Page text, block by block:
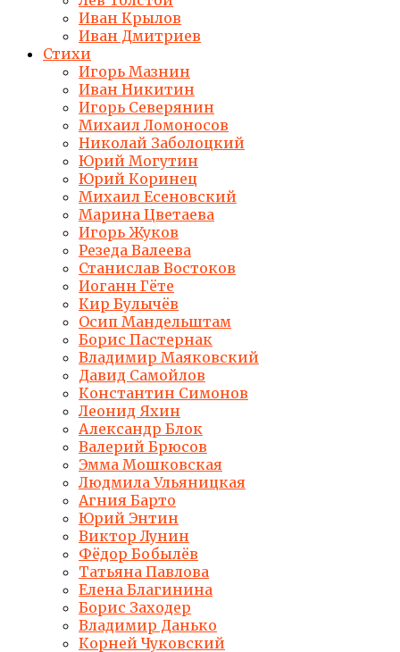
Иван Крылов
Иван Дмитриев
Стихи
Игорь Мазнин
Иван Никитин
Игорь Северянин
Михаил Ломоносов
Николай Заболоцкий
Юрий Могутин
Юрий Коринец
Михаил Есеновский
Марина Цветаева
Игорь Жуков
Резеда Валеева
Станислав Востоков
Иоганн Гёте
Кир Булычёв
Осип Мандельштам
Борис Пастернак
Владимир Маяковский
Давид Самойлов
Константин Симонов
Леонид Яхин
Александр Блок
Валерий Брюсов
Эмма Мошковская
Людмила Ульяницкая
Агния Барто
Юрий Энтин
Виктор Лунин
Фёдор Бобылёв
Татьяна Павлова
Елена Благинина
Борис Заходер
Владимир Данько
Корней Чуковский